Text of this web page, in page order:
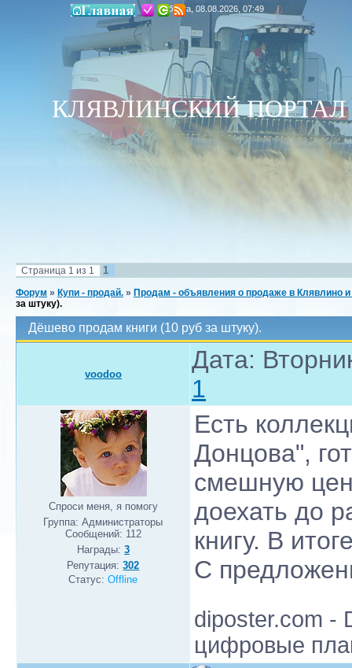
Суббота, 08.08.2026, 07:49
КЛЯВЛИНСКИЙ ПОРТАЛ
Страница 1 из 1 1
Форум » Купи - продай. » Продам - объявления о продаже в Клявлино
за штуку).
Дёшево продам книги (10 руб за штуку).
voodoo
Дата:
1
Спроси меня, я помогу
Группа: Администраторы
Сообщений: 112
Награды: 3
Репутация:302
Статус:Offline
Есть
Донцова",
смешную
доехать до
книгу. В
С
diposter.com -
цифровые